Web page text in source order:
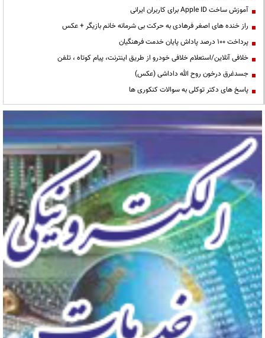
آموزش ساخت Apple ID برای کاربران ایرانی
راز خنده های اصغر فرهادی به حرکت بی شرمانه خانم بازیگر + عکس
پرداخت ۱۰۰ درصد پاداش پایان خدمت فرهنگیان
خلافی آنلاین/استعلام خلافی خودرو از طریق اینترنت، پیام کوتاه ، تلفن
جسدغرق درخون روح الله داداشی (عکس)
پاسخ های دکتر توکلی به سوالات کنکوری ها